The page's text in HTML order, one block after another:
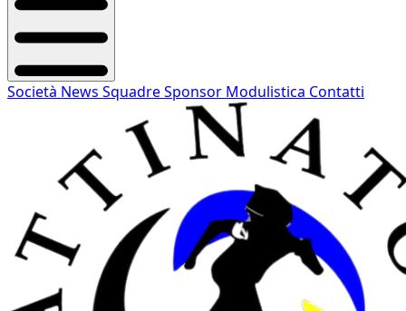
Società News SquadreSponsor Modulistica Contatti